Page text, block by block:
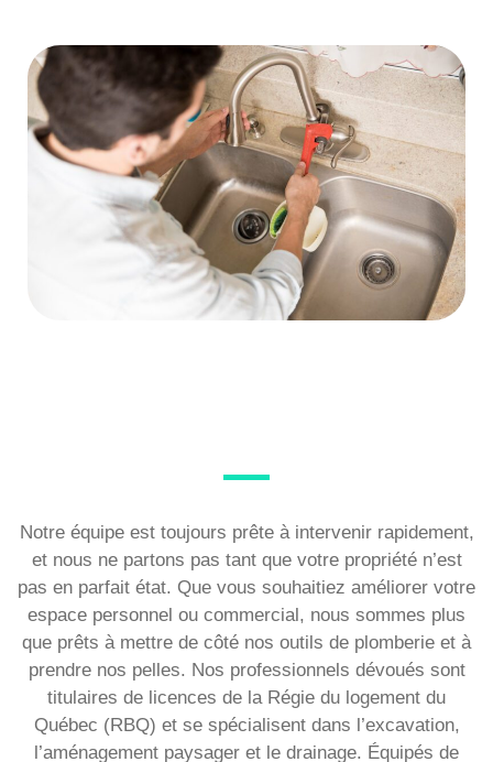
Notre équipe est toujours prête à intervenir rapidement,
et nous ne partons pas tant que votre propriété n’est
pas en parfait état. Que vous souhaitiez améliorer votre
espace personnel ou commercial, nous sommes plus
que prêts à mettre de côté nos outils de plomberie et à
prendre nos pelles. Nos professionnels dévoués sont
titulaires de licences de la Régie du logement du
Québec (RBQ) et se spécialisent dans l’excavation,
l’aménagement paysager et le drainage. Équipés de